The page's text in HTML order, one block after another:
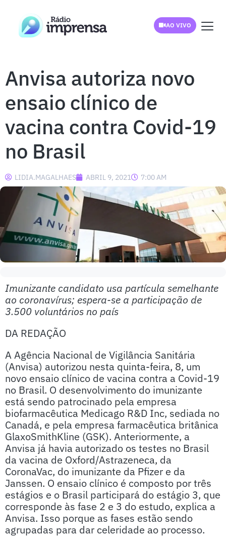
AO VIVO
Anvisa autoriza novo
ensaio clínico de
vacina contra Covid-19
no Brasil
LIDIA.MAGALHAES ABRIL 9, 2021 7:00 AM
Imunizante candidato usa partícula semelhante
ao coronavírus; espera-se a participação de
3.500 voluntários no país
DA REDAÇÃO
A Agência Nacional de Vigilância Sanitária
(Anvisa) autorizou nesta quinta-feira, 8, um
novo ensaio clínico de vacina contra a Covid-19
no Brasil. O desenvolvimento do imunizante
está sendo patrocinado pela empresa
biofarmacêutica Medicago R&D Inc, sediada no
Canadá, e pela empresa farmacêutica britânica
GlaxoSmithKline (GSK). Anteriormente, a
Anvisa já havia autorizado os testes no Brasil
da vacina de Oxford/Astrazeneca, da
CoronaVac, do imunizante da Pfizer e da
Janssen. O ensaio clínico é composto por três
estágios e o Brasil participará do estágio 3, que
corresponde às fase 2 e 3 do estudo, explica a
Anvisa. Isso porque as fases estão sendo
agrupadas para dar celeridade ao processo.